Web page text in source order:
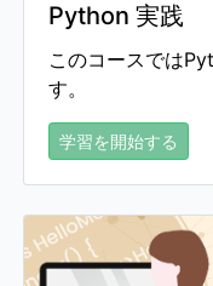
Python 実践
このコースでは
す。
学習を開始する